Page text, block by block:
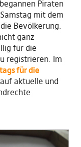
Piraten
mit dem
Bevölkerung.
ganz
für die
registrieren. Im
für die
aktuelle und